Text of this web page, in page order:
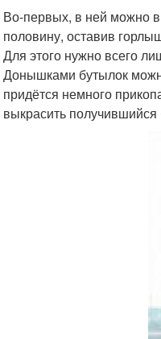
Во-первых, в ней можно
половину, оставив
Для этого нужно всего
Донышками бутылок
придётся немного
выкрасить получившийся